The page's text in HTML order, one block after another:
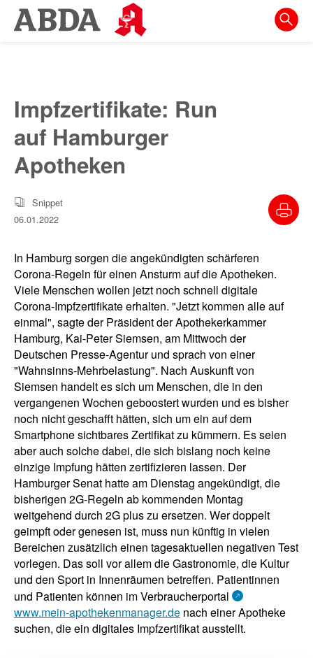
Springe
direkt
zur
Meta-
Navigation
zum
Inhalt
zur
Impfzertifikate: Run
auf Hamburger
Apotheken
Snippet
06.01.2022
In Hamburg sorgen die angekündigten schärferen
Corona-Regeln für einen Ansturm auf die Apotheken.
Viele Menschen wollen jetzt noch schnell digitale
Corona-Impfzertifikate erhalten. "Jetzt kommen alle auf
einmal", sagte der Präsident der Apothekerkammer
Hamburg, Kai-Peter Siemsen, am Mittwoch der
Deutschen Presse-Agentur und sprach von einer
"Wahnsinns-Mehrbelastung". Nach Auskunft von
Siemsen handelt es sich um Menschen, die in den
vergangenen Wochen geboostert wurden und es bisher
noch nicht geschafft hätten, sich um ein auf dem
Smartphone sichtbares Zertifikat zu kümmern. Es seien
aber auch solche dabei, die sich bislang noch keine
einzige Impfung hätten zertifizieren lassen. Der
Hamburger Senat hatte am Dienstag angekündigt, die
bisherigen 2G-Regeln ab kommenden Montag
weitgehend durch 2G plus zu ersetzen. Wer doppelt
geimpft oder genesen ist, muss nun künftig in vielen
Bereichen zusätzlich einen tagesaktuellen negativen Test
vorlegen. Das soll vor allem die Gastronomie, die Kultur
und den Sport in Innenräumen betreffen. Patientinnen
und Patienten können im Verbraucherportal
www.mein-apothekenmanager.de nach einer Apotheke
suchen, die ein digitales Impfzertifikat ausstellt.